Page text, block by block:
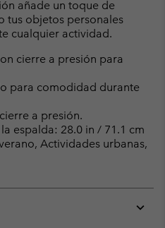
añade un toque de
tus objetos personales
cualquier actividad.
cierre a presión para
para comodidad durante
a presión.
espalda: 28.0 in / 71.1 cm
Actividades urbanas,